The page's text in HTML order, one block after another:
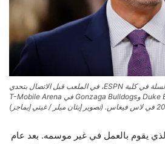
يقف جاي بيلاس، محلل كرة السلة في كلية ESPN، في الملعب قبل الاتصال بتحدي
الإطارات القارية بين Duke Blue Devils وGonzaga Bulldogs في T-Mobile Arena
يقوم بالعمل في غير موسمه. بعد عام